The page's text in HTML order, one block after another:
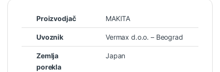
Proizvodjač MAKITA
Uvoznik Vermax d.o.o. – Beograd
Zemlja
porekla
Japan